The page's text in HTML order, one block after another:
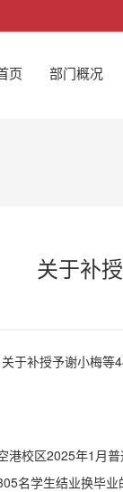
页 部门概况
关于补
于补授予谢小梅等
港校区2025年1月
名学生结业换毕业